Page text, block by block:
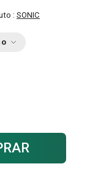
: SONIC